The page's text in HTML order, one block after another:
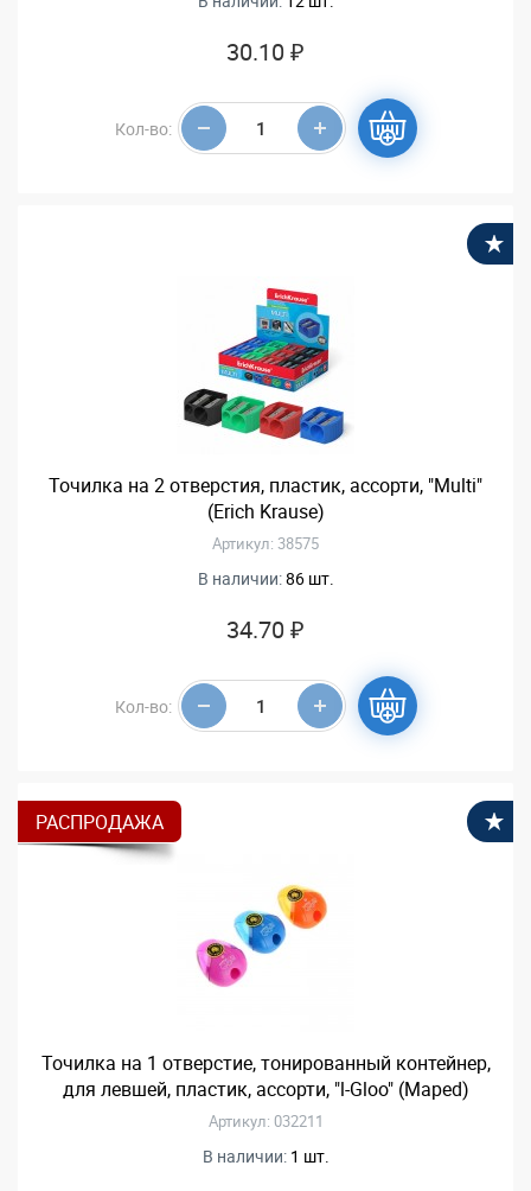
30.10 ₽
Кол-во:
Точилка на 2 отверстия, пластик, ассорти, "Multi"
(Erich Krause)
Артикул: 38575
В наличии:86 шт.
34.70 ₽
Кол-во:
РАСПРОДАЖА
Точилка на 1 отверстие, тонированный контейнер,
для левшей, пластик, ассорти, "l-Gloo" (Maped)
Артикул: 032211
В наличии: 1 шт.